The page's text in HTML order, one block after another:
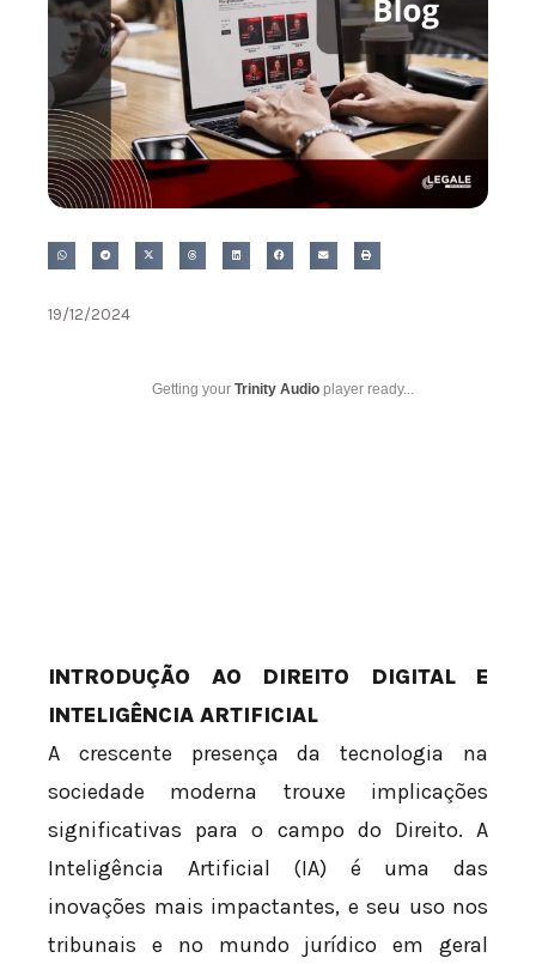
19/12/2024
Getting your Trinity Audio player ready...
INTRODUÇÃO AO DIREITO DIGITAL E
INTELIGÊNCIA ARTIFICIAL
A crescente presença da tecnologia na
sociedade moderna trouxe implicações
significativas para o campo do Direito. A
Inteligência Artificial (IA) é uma das
inovações mais impactantes, e seu uso nos
tribunais e no mundo jurídico em geral